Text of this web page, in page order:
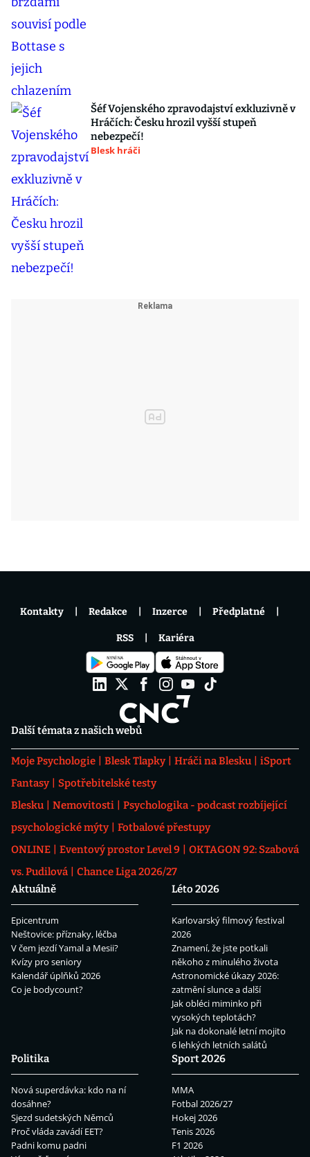
Šéf Vojenského zpravodajství exkluzivně v
Hráčích: Česku hrozil vyšší stupeň
nebezpečí!
Blesk hráči
Další témata z našich webů
Moje Psychologie Blesk Tlapky Hráči na Blesku
iSport
Fantasy
Spotřebitelské testy
Blesku
Nemovitosti
Psychologika - podcast rozbíjející
psychologické mýty
Fotbalové přestupy
ONLINE
Eventový prostor Level 9
OKTAGON 92: Szabová
vs. Pudilová
Chance Liga 2026/27
Aktuálně
Epicentrum
Neštovice: příznaky, léčba
V čem jezdí Yamal a Mesii?
Kvízy pro seniory
Kalendář úplňků 2026
Co je bodycount?
Léto 2026
Karlovarský filmový festival
2026
Znamení, že jste potkali
někoho z minulého života
Astronomické úkazy 2026:
zatmění slunce a další
Jak obléci miminko při
vysokých teplotách?
Jak na dokonalé letní mojito
6 lehkých letních salátů
Politika
Nová superdávka: kdo na ní
dosáhne?
Sjezd sudetských Němců
Proč vláda zavádí EET?
Padni komu padni
Sport 2026
MMA
Fotbal 2026/27
Hokej 2026
Tenis 2026
F1 2026
Kontakty Redakce Inzerce Předplatné
RSS Kariéra